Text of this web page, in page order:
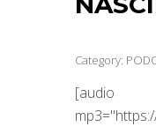
Category:
[audio